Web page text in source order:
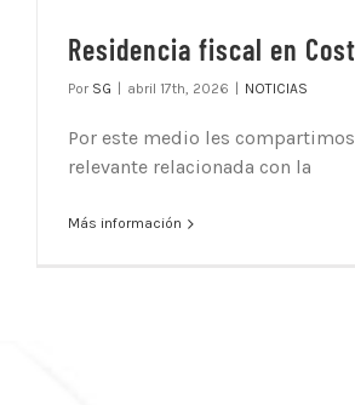
Residencia fiscal en
Por SG | abril 17th, 2026 | NOTICIAS
Por este medio les
relevante relacionada con la
Más información